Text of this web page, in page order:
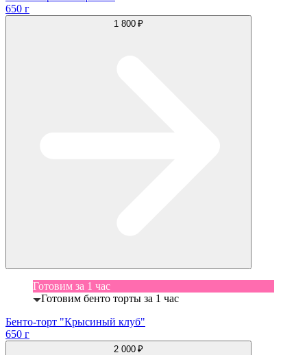
650 г
1 800 ₽
Готовим за 1 час
Готовим бенто торты за 1 час
Бенто-торт "Крысиный клуб"
650 г
2 000 ₽